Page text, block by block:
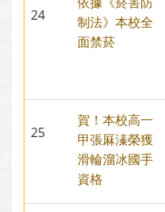
24
制法》本校全
面禁菸
25
賀！本校高一
甲張厤溱榮獲
滑輪溜冰國手
資格